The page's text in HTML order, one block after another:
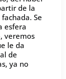
de la
Se
esfera
veremos
le da
de
ya no